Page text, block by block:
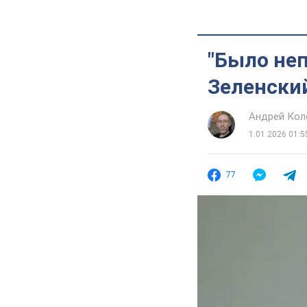
"Было
Андрей
1.01.2026
77